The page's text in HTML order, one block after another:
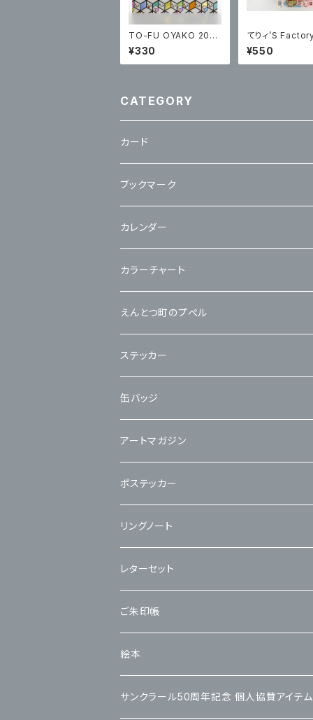
TO-FU OYAKO 202
0
¥330
てりィ’S
リズムプリント
カー
¥550
CATEGORY
カード
立体カード
ブックマーク
カレンダー
カラーチャート
えんとつ町のプぺル
ステッカー
缶バッジ
アートマガジン
ポステッカー
リングノート
レターセット
ご朱印帳
絵本
サンクラール50周年記念 個人協賛アイテム